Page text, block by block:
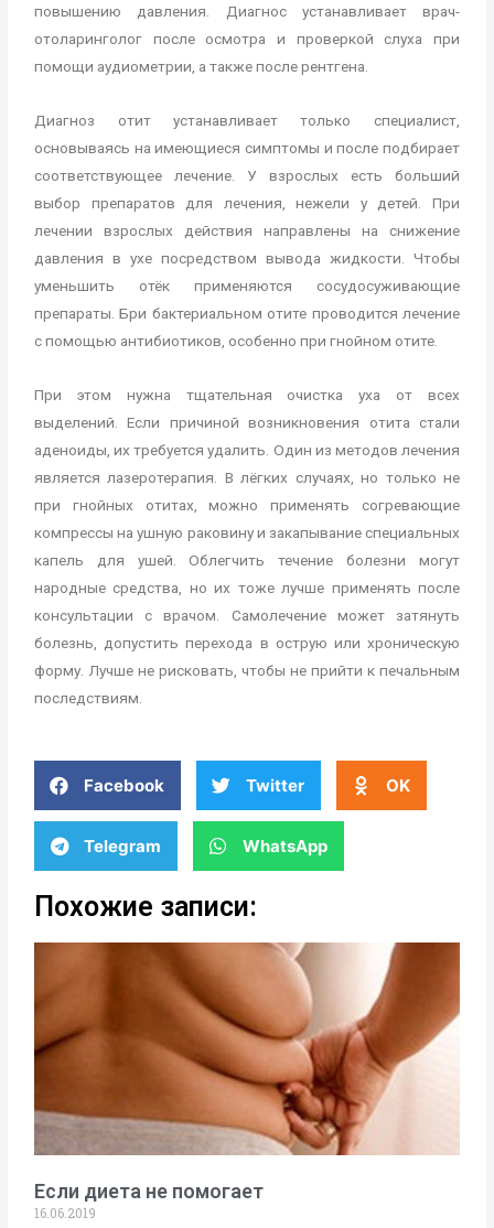
повышению давления. Диагнос устанавливает врач-
отоларинголог после осмотра и проверкой слуха при
помощи аудиометрии, а также после рентгена.
Диагноз отит устанавливает только специалист,
основываясь на имеющиеся симптомы и после подбирает
соответствующее лечение. У взрослых есть больший
выбор препаратов для лечения, нежели у детей. При
лечении взрослых действия направлены на снижение
давления в ухе посредством вывода жидкости. Чтобы
уменьшить отёк применяются сосудосуживающие
препараты. Бри бактериальном отите проводится лечение
с помощью антибиотиков, особенно при гнойном отите.
При этом нужна тщательная очистка уха от всех
выделений. Если причиной возникновения отита стали
аденоиды, их требуется удалить. Один из методов лечения
является лазеротерапия. В лёгких случаях, но только не
при гнойных отитах, можно применять согревающие
компрессы на ушную раковину и закапывание специальных
капель для ушей. Облегчить течение болезни могут
народные средства, но их тоже лучше применять после
консультации с врачом. Самолечение может затянуть
болезнь, допустить перехода в острую или хроническую
форму. Лучше не рисковать, чтобы не прийти к печальным
последствиям.
Facebook Twitter OK
Telegram WhatsApp
Похожие записи:
Если диета не помогает
16.06.2019